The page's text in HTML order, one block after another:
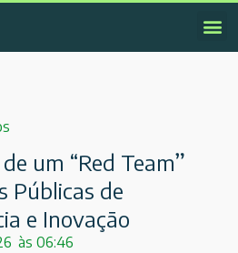
um “Red Team”
Públicas de
e Inovação
às 06:46